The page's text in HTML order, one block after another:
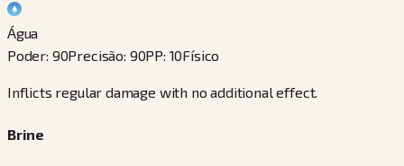
Água
Poder: 90Precisão: 90PP: 10Físico
Inflicts regular damage with no additional effect.
Brine